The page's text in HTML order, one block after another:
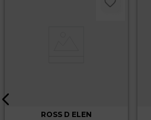
ROSS D ELEN